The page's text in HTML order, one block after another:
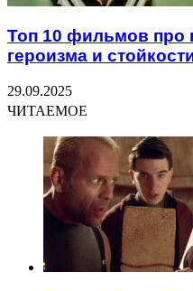
Топ 10 фильмов про
героизма и
29.09.2025
ЧИТАЕМОЕ